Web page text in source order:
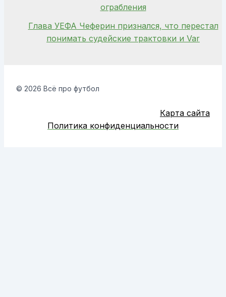
ограбления
Глава УЕФА Чеферин признался, что перестал
понимать судейские трактовки и Var
© 2026 Всё про футбол
Карта сайта
Политика конфиденциальности